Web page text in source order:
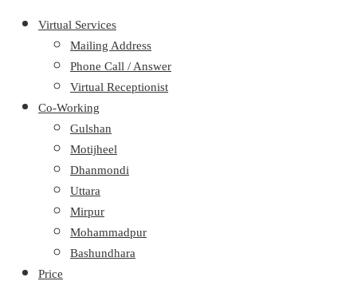
Virtual Services
Mailing Address
Phone Call / Answer
Virtual Receptionist
Co-Working
Gulshan
Motijheel
Dhanmondi
Uttara
Mirpur
Mohammadpur
Bashundhara
Price